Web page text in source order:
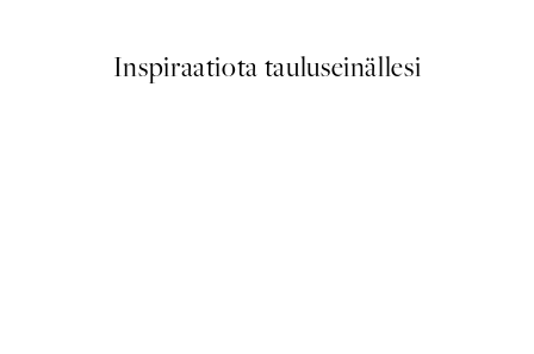
Inspiraatiota tauluseinällesi